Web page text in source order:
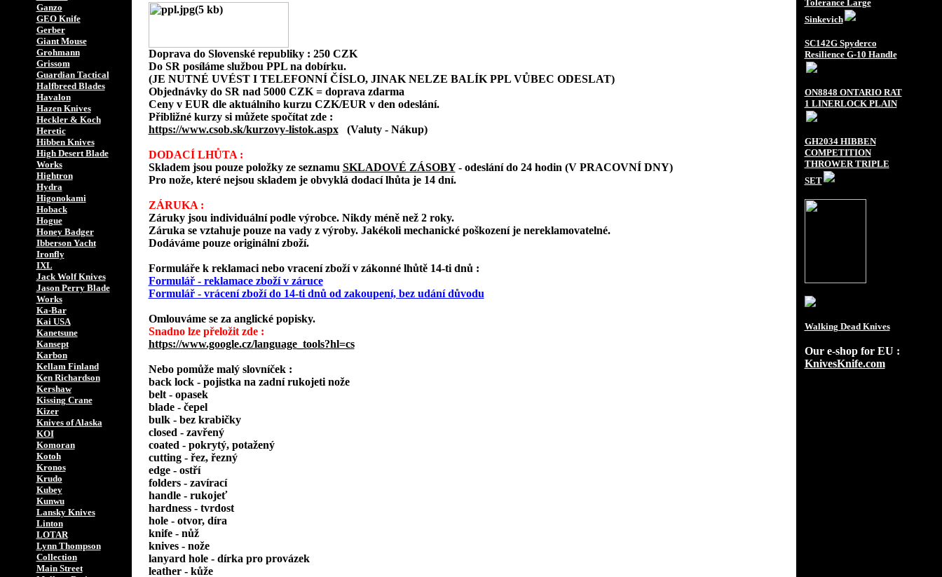
Ganzo
GEO Knife
Gerber
Giant Mouse
Grohmann
Grissom
Guardian Tactical
Halfbreed Blades
Havalon
Hazen Knives
Heckler & Koch
Heretic
Hibben Knives
High Desert Blade
Works
Hightron
Hydra
Higonokami
Hoback
Hogue
Honey Badger
Ibberson Yacht
Ironfly
IXL
Jack Wolf Knives
Jason Perry Blade
Works
Ka-Bar
Kai USA
Kanetsune
Kansept
Karbon
Kellam Finland
Ken Richardson
Kershaw
Kissing Crane
Kizer
Knives of Alaska
KOI
Komoran
Kotoh
Kronos
Krudo
Kubey
Kunwu
Lansky Knives
Linton
LOTAR
Lynn Thompson
Collection
Main Street
Doprava do Slovenské republiky : 250 CZK
Do SR posíláme službou PPL na dobírku.
(JE NUTNÉ UVÉST I TELEFONNÍ ČÍSLO, JINAK NELZE BALÍK PPL VŮBEC ODESLAT)
Objednávky do SR nad 5000 CZK = doprava zdarma
Ceny v EUR dle aktuálního kurzu CZK/EUR v den odeslání.
Přibližné kurzy si můžete spočítat zde :
https://www.csob.sk/kurzovy-listok.aspx
(Valuty - Nákup)
DODACÍ LHŮTA :
Skladem jsou pouze položky ze seznamu SKLADOVÉ ZÁSOBY - odeslání do 24 hodin (V PRACOVNÍ DNY)
Pro nože, které nejsou skladem je obvyklá dodací lhůta je 14 dní.
ZÁRUKA :
Záruky jsou individuální podle výrobce. Nikdy méně než 2 roky.
Záruka se vztahuje pouze na vady z výroby. Jakékoli mechanické poškození je nereklamovatelné.
Dodáváme pouze originální zboží.
Formuláře k reklamaci nebo vracení zboží v zákonné lhůtě 14-ti dnů :
Formulář - reklamace zboží v záruce
Formulář - vrácení zboží do 14-ti dnů od zakoupení, bez udání důvodu
Omlouváme se za anglické popisky.
Snadno lze přeložit zde :
https://www.google.cz/language_tools?hl=cs
Nebo pomůže malý slovníček :
back lock - pojistka na zadní rukojeti nože
belt - opasek
blade - čepel
bulk - bez krabičky
closed - zavřený
coated - pokrytý, potažený
cutting - řez, řezný
edge - ostří
folders - zavírací
handle - rukojeť
hardness - tvrdost
hole - otvor, díra
knife - nůž
knives - nože
lanyard hole - dírka pro provázek
leather - kůže
Tolerance Large
Sinkevich
SC142G Spyderco
Resilience G-10 Handle
ON8848 ONTARIO RAT
1 LINERLOCK PLAIN
GH2034 HIBBEN
COMPETITION
THROWER TRIPLE
SET
Walking Dead Knives
Our e-shop for EU :
KnivesKnife.com